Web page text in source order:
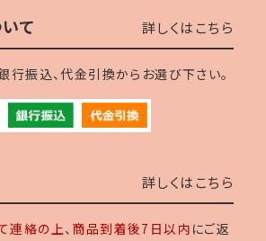
て 詳しくはこちら
行振込、代金引換からお選び下さい。
詳しくはこちら
連絡の上、 商品到着後7日以内 にご返